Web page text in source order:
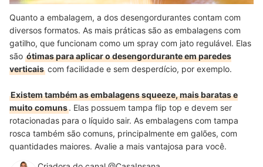
Quanto a embalagem, a dos desengordurantes contam com
diversos formatos. As mais práticas são as embalagens com
gatilho, que funcionam como um spray com jato regulável. Elas
são ótimas para aplicar o desengordurante em paredes
verticais com facilidade e sem desperdício, por exemplo.
Existem também as embalagens squeeze, mais baratas e
muito comuns. Elas possuem tampa flip top e devem ser
rotacionadas para o líquido sair. As embalagens com tampa
rosca também são comuns, principalmente em galões, com
quantidades maiores. Avalie a mais vantajosa para você.